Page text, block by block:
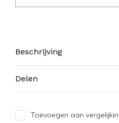
Beschrijving
Delen
Toevoegen aan